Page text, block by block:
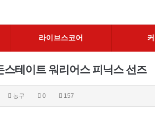
라이브스코어
테이트 워리어스 피닉스 선즈
농구 0 157